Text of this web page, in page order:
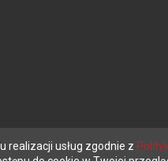
realizacji usług zgodnie z